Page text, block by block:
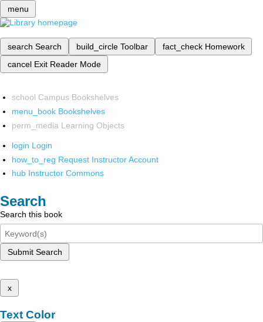
menu
search Search build_circle Toolbar fact_check Homework
cancel Exit Reader Mode
school Campus Bookshelves
menu_book Bookshelves
perm_media Learning Objects
login Login
how_to_reg Request Instructor Account
hub Instructor Commons
Search
Search this book
Submit Search
x
Text Color